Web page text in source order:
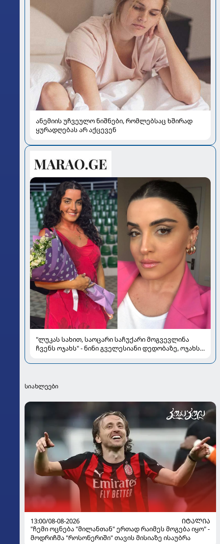
ანემიის უჩვეულო ნიშნები, რომლებსაც ხშირად
ყურადღებას არ აქცევენ
"ლუკას სახით, საოცარი საჩუქარი მოგვევლინა
ჩვენს ოჯახს" - ნინი გველესიანი დედობაზე, ოჯახსა
სიახლეები
13:00/08-08-2026
ᲘᲢᲐᲚᲘᲐ
"ჩემი ოცნება "მილანთან" ერთად რაიმეს მოგება იყო" -
მოდრიჩმა "როსონერიში" თავის მისიაზე ისაუბრა